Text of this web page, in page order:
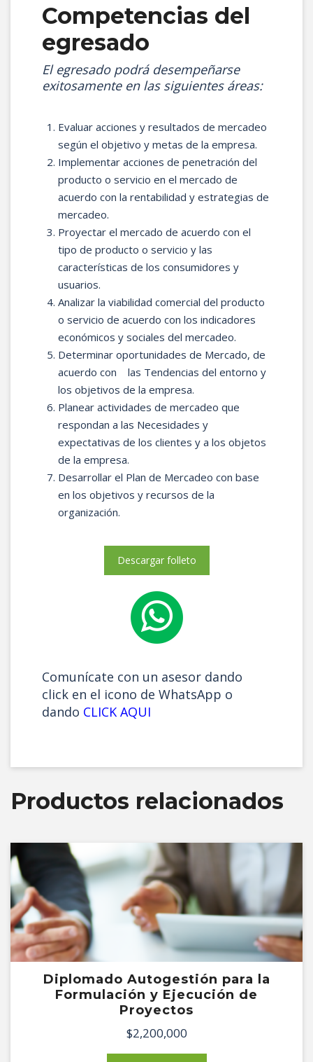
Competencias del
egresado
El egresado podrá desempeñarse
exitosamente en las siguientes áreas:
Evaluar acciones y resultados de mercadeo
según el objetivo y metas de la empresa.
Implementar acciones de penetración del
producto o servicio en el mercado de
acuerdo con la rentabilidad y estrategias de
mercadeo.
Proyectar el mercado de acuerdo con el
tipo de producto o servicio y las
características de los consumidores y
usuarios.
Analizar la viabilidad comercial del producto
o servicio de acuerdo con los indicadores
económicos y sociales del mercadeo.
Determinar oportunidades de Mercado, de
acuerdo con las Tendencias del entorno y
los objetivos de la empresa.
Planear actividades de mercadeo que
respondan a las Necesidades y
expectativas de los clientes y a los objetos
de la empresa.
Desarrollar el Plan de Mercadeo con base
en los objetivos y recursos de la
organización.
Descargar folleto
Comunícate con un asesor dando
click en el icono de WhatsApp o
dando CLICK AQUI
Productos relacionados
Diplomado Autogestión para la
Formulación y Ejecución de
Proyectos
$2,200,000